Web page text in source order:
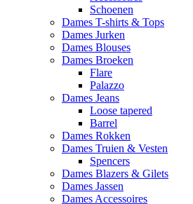
Schoenen
Dames T-shirts & Tops
Dames Jurken
Dames Blouses
Dames Broeken
Flare
Palazzo
Dames Jeans
Loose tapered
Barrel
Dames Rokken
Dames Truien & Vesten
Spencers
Dames Blazers & Gilets
Dames Jassen
Dames Accessoires